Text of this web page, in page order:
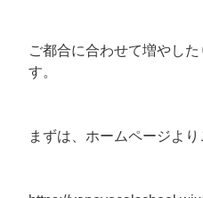
ご都合に合わせて増やし
す。
まずは、ホームページより